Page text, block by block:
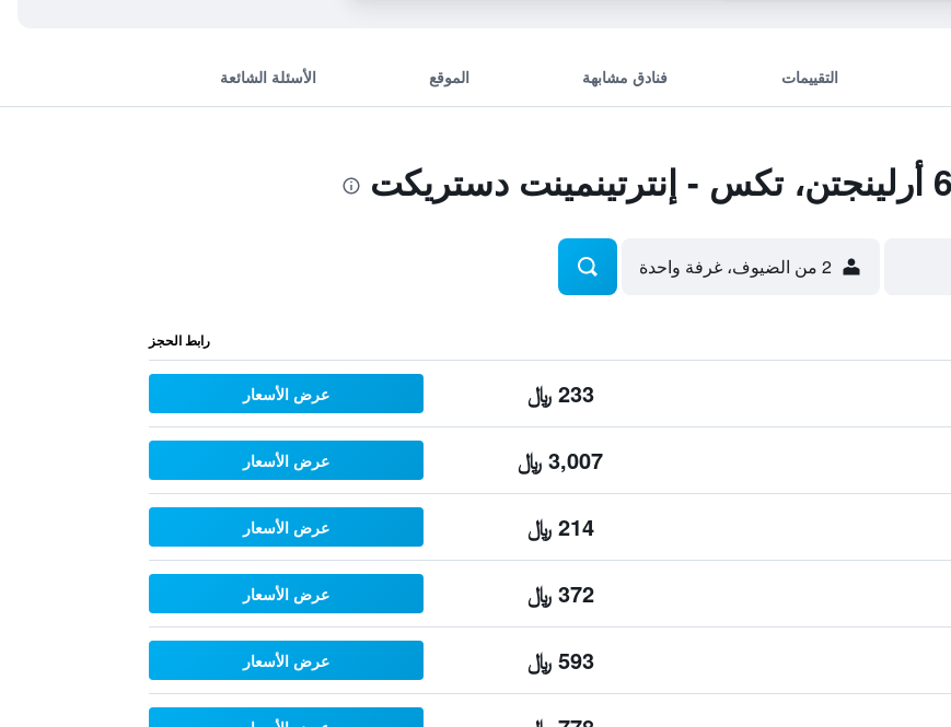
التقييمات فنادق مشابهة الموقع الأسئلة الشائعة
2 من الضيوف، غرفة واحدة
رابط الحجز
233 ﷼ عرض الأسعار
3,007 ﷼ عرض الأسعار
214 ﷼ عرض الأسعار
372 ﷼ عرض الأسعار
593 ﷼ عرض الأسعار